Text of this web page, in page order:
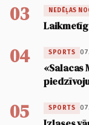
03 NEDĒĻAS
04 SPORTS
«Salacas
05 SPORTS